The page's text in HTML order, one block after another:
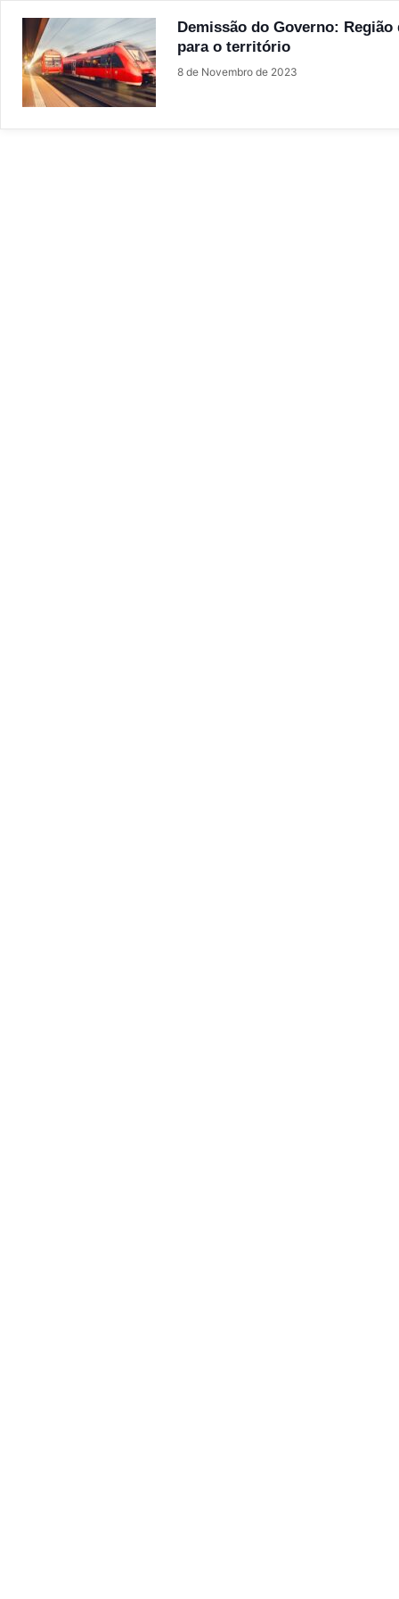
Demissão do Governo:
para o território
8 de Novembro de 2023